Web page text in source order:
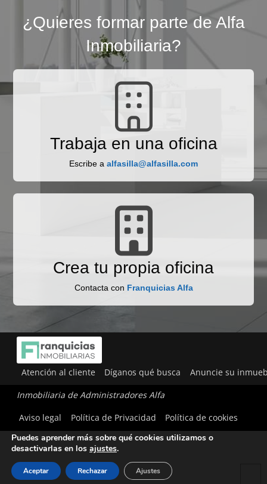
¿Quieres formar parte de Alfa
Inmobiliaria?
Trabaja en una oficina
Escribe a alfasilla@alfasilla.com
Crea tu propia oficina
Contacta con Franquicias Alfa
Atención al cliente Díganos qué busca Anuncie su
Inmobiliaria de Administradores Alfa
Aviso legal
Política de Privacidad Política de cookies
Utilizamos cookies para ofrecerte la mejor experiencia en
Puedes aprender más sobre qué cookies utilizamos o
desactivarlas en los ajustes.
Aceptar Rechazar Ajustes